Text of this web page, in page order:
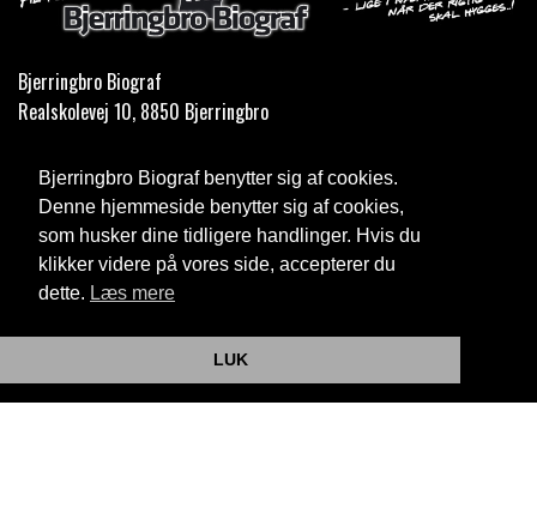
Bjerringbro Biograf benytter sig af cookies.
Denne hjemmeside benytter sig af cookies,
som husker dine tidligere handlinger. Hvis du
klikker videre på vores side, accepterer du
dette. Læs mere
LUK
Bjerringbro Biograf
Realskolevej 10, 8850 Bjerringbro
Telefon:35 11 59 59
Email: info@bjerringbrobiograf.dk
Cookie- og privatlivspolitik